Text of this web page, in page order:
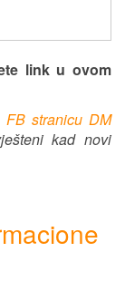
link u ovom
FB stranicu DM
kad novi